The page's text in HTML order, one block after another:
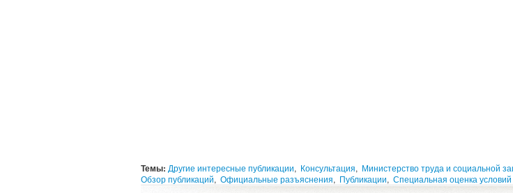
Темы: Другие интересные публикации, Консультация, Министерство труда и социальной
Обзор публикаций, Официальные разъяснения, Публикации, Специальная оценка условий